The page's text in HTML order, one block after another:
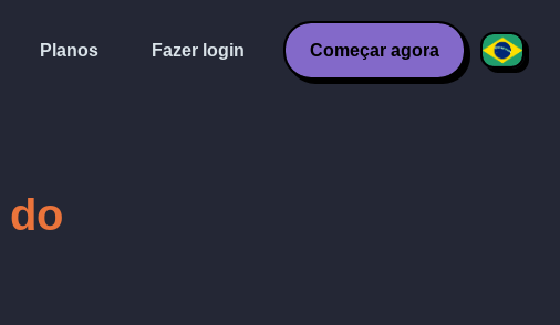
Planos Fazer login Começar agora